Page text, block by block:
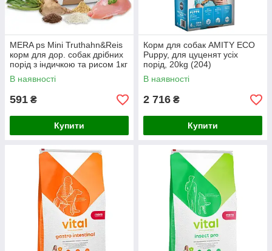
MERA ps Mini Truthahn&Reis
корм для дор. собак дрібних
порід з індичкою та рисом 1кг
В наявності
591 ₴
Купити
Корм для собак AMITY ECO
Puppy, для цуценят усіх
порід, 20kg (204)
В наявності
2 716 ₴
Купити